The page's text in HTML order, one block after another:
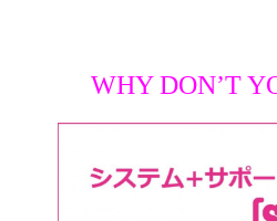
WHY DON’T